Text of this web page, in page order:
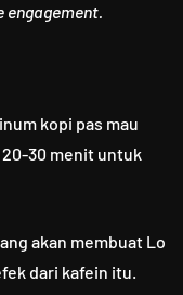
engagement.
kopi pas mau
30 menit untuk
akan membuat Lo
dari kafein itu.